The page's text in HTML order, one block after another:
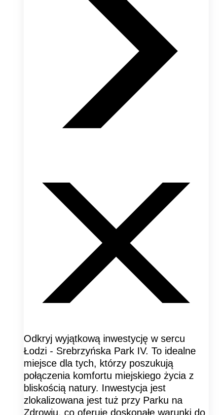
Odkryj wyjątkową inwestycję w sercu
Łodzi - Srebrzyńska Park IV. To idealne
miejsce dla tych, którzy poszukują
połączenia komfortu miejskiego życia z
bliskością natury. Inwestycja jest
zlokalizowana jest tuż przy Parku na
Zdrowiu, co oferuje doskonałe warunki do